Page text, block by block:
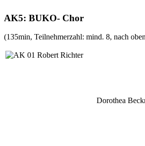
AK5: BUKO- Chor
(135min, Teilnehmerzahl: mind. 8, nach
Dorothea